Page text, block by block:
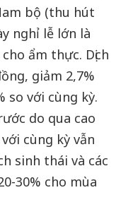
bộ (thu hút
nghỉ lễ lớn là
ẩm thực. Dịch
giảm 2,7%
so với cùng kỳ.
do qua cao
cùng kỳ vẫn
sinh thái và các
30% cho mùa